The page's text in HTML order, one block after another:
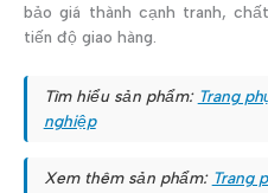
bảo giá thành cạnh tranh,
tiến độ giao hàng.
Tìm hiểu sản phẩm: Trang
nghiệp
Xem thêm sản phẩm: Trang